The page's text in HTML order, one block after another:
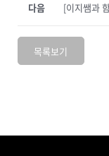
다음
목록보기